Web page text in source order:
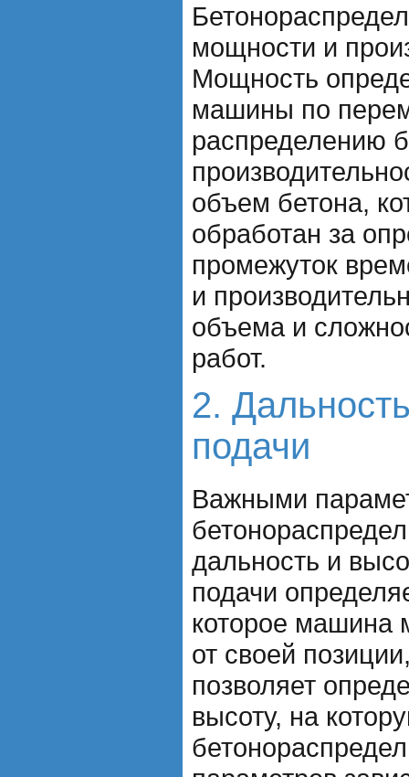
мощности и
Мощность
машины по
распределению
объем бетона,
обработан за
промежуток
и
объема и
работ.
2.
подачи
Важными
дальность и
подачи
которое машина
от своей
позволяет
высоту, на